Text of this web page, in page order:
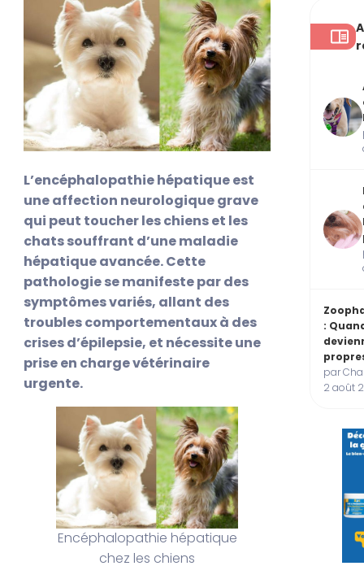
L’encéphalopathie hépatique est
une affection neurologique grave
qui peut toucher les chiens et les
chats souffrant d’une maladie
hépatique avancée. Cette
pathologie se manifeste par des
symptômes variés, allant des
troubles comportementaux à des
crises d’épilepsie, et nécessite une
prise en charge vétérinaire
urgente.
Encéphalopathie hépatique
chez les chiens
:
par
2 août